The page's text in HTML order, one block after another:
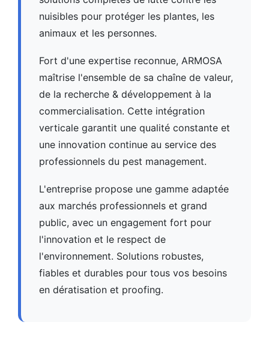
nuisibles pour protéger les plantes, les
animaux et les personnes.
Fort d'une expertise reconnue, ARMOSA
maîtrise l'ensemble de sa chaîne de valeur,
de la recherche & développement à la
commercialisation. Cette intégration
verticale garantit une qualité constante et
une innovation continue au service des
professionnels du pest management.
L'entreprise propose une gamme adaptée
aux marchés professionnels et grand
public, avec un engagement fort pour
l'innovation et le respect de
l'environnement. Solutions robustes,
fiables et durables pour tous vos besoins
en dératisation et proofing.